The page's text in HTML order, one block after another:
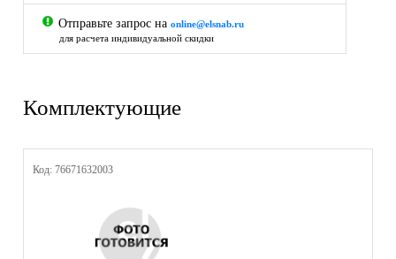
Отправьте запрос на online@elsnab.ru
для расчета индивидуальной скидки
Комплектующие
Код: 76671632003